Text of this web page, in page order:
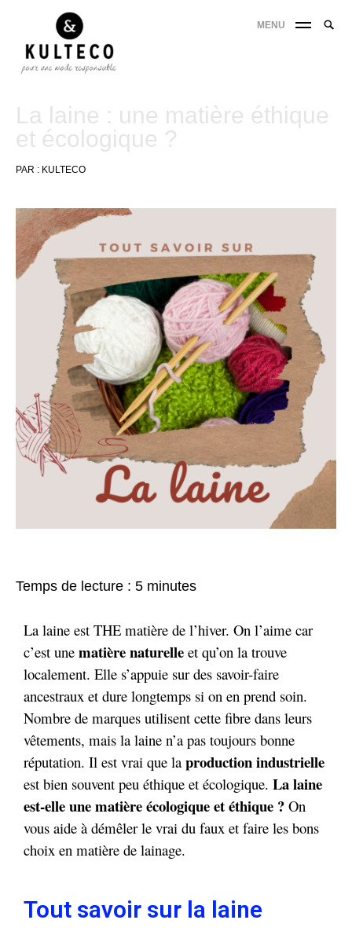
MENU
La laine : une matière éthique
et écologique ?
PAR : KULTECO
Temps de lecture : 5 minutes
La laine est THE matière de l’hiver. On l’aime car
c’est une matière naturelle et qu’on la trouve
localement. Elle s’appuie sur des savoir-faire
ancestraux et dure longtemps si on en prend soin.
Nombre de marques utilisent cette fibre dans leurs
vêtements, mais la laine n’a pas toujours bonne
réputation. Il est vrai que la production industrielle
est bien souvent peu éthique et écologique. La laine
est-elle une matière écologique et éthique ? On
vous aide à démêler le vrai du faux et faire les bons
choix en matière de lainage.
Tout savoir sur la laine